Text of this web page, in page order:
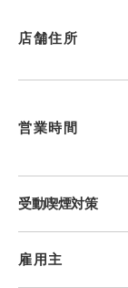
店舗住所
営業時間
受動喫煙対策
雇用主